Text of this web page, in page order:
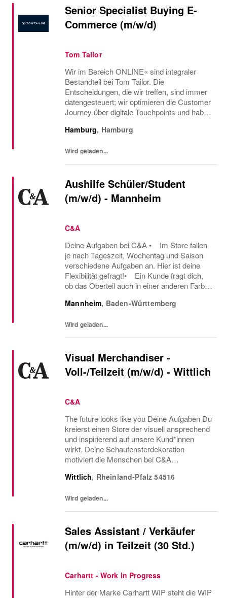
Senior Specialist Buying E-
Commerce (m/w/d)
Tom Tailor
Wir im Bereich ONLINE« sind integraler
Bestandteil bei Tom Tailor. Die
Entscheidungen, die wir treffen, sind immer
datengesteuert; wir optimieren die Customer
Journey über digitale Touchpoints und haben
Endkund:innen im Fokus. Da der E-Shop
Hamburg, Hamburg
Wird geladen...
Aushilfe Schüler/Student
(m/w/d) - Mannheim
C&A
Deine Aufgaben bei C&A • Im Store fallen
je nach Tageszeit, Wochentag und Saison
verschiedene Aufgaben an. Hier ist deine
Flexibilität gefragt!• Ein Kunde fragt dich,
ob das Oberteil auch in einer anderen Farbe
gut zu der neuen Hose passt – hier...
Mannheim, Baden-Württemberg
Wird geladen...
Visual Merchandiser -
Voll-/Teilzeit (m/w/d) - Wittlich
C&A
The future looks like you Deine Aufgaben Du
kreierst einen Store der visuell ansprechend
und inspirierend auf unsere Kund*innen
wirkt. Deine Schaufensterdekoration
motiviert die Menschen bei C&A
deine Kolleg*innen aus dem Verkauf an,
Wittlich, Rheinland-Pfalz 54516
Wird geladen...
Sales Assistant / Verkäufer
(m/w/d) in Teilzeit (30 Std.)
Carhartt - Work in Progress
Hinter der Marke Carhartt WIP steht die WIP